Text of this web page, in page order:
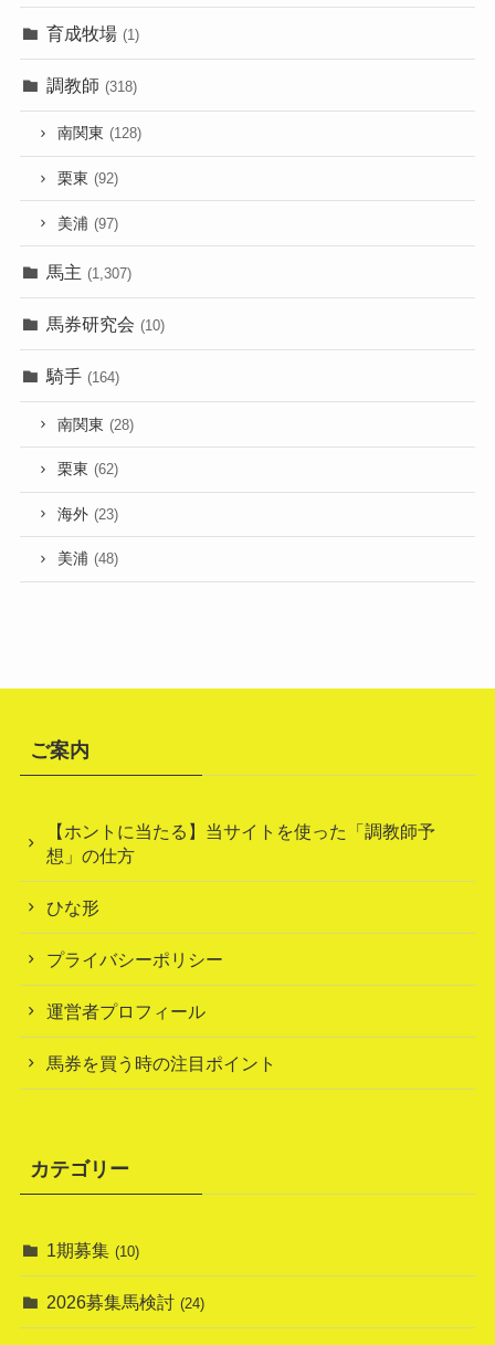
育成牧場 (1)
調教師 (318)
南関東 (128)
栗東 (92)
美浦 (97)
馬主 (1,307)
馬券研究会 (10)
騎手 (164)
南関東 (28)
栗東 (62)
海外 (23)
美浦 (48)
ご案内
【ホントに当たる】当サイトを使った「調教師予
想」の仕方
ひな形
プライバシーポリシー
運営者プロフィール
馬券を買う時の注目ポイント
カテゴリー
1期募集 (10)
2026募集馬検討 (24)